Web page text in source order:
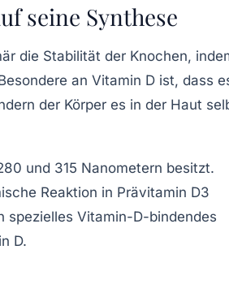
seine Synthese
die Stabilität der Knochen,
an Vitamin D ist, dass
der Körper es in der Haut
und 315 Nanometern besitzt.
Reaktion in Prävitamin D3
spezielles Vitamin-D-bindendes
D.